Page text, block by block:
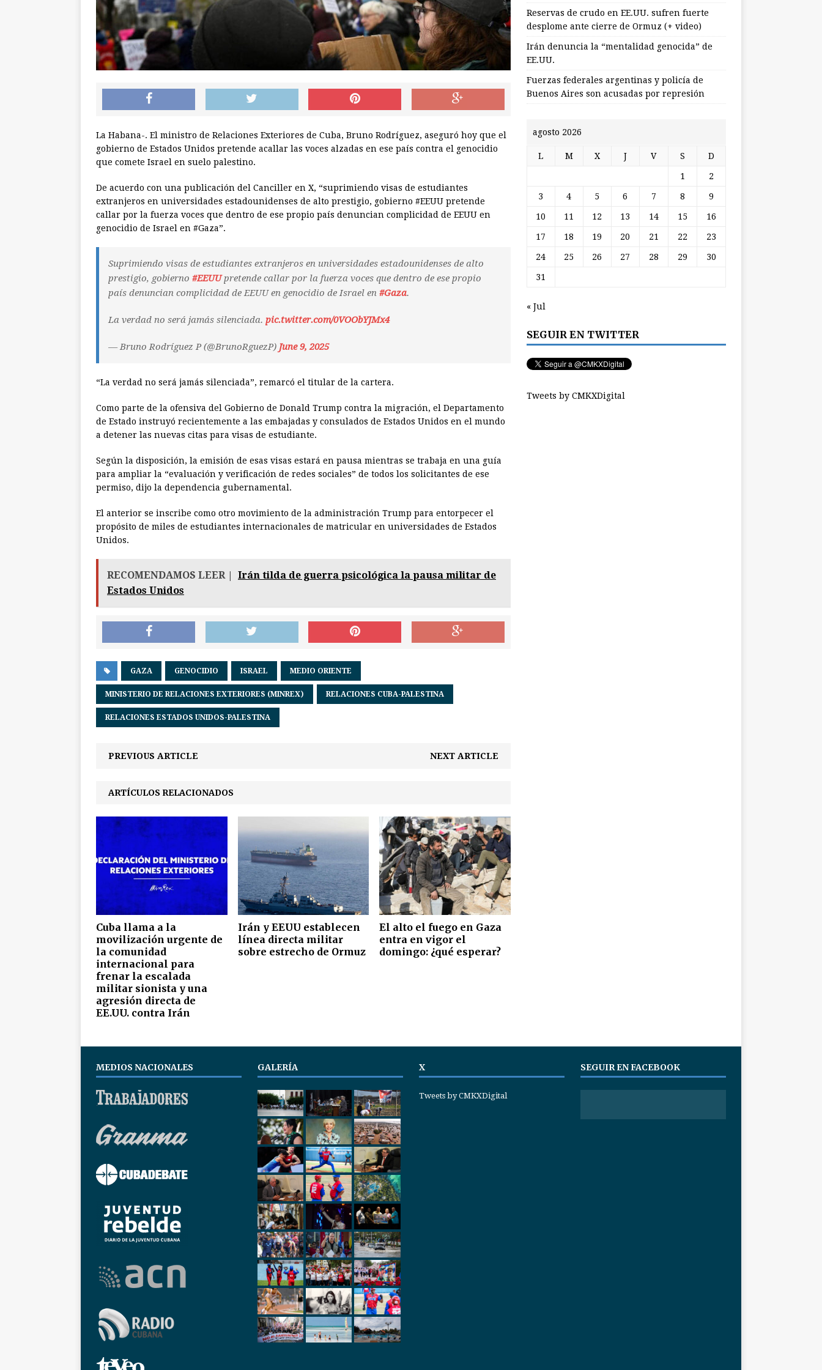
La Habana-. El ministro de Relaciones Exteriores de Cuba, Bruno Rodríguez, aseguró hoy que el
gobierno de Estados Unidos pretende acallar las voces alzadas en ese país contra el genocidio
que comete Israel en suelo palestino.
De acuerdo con una publicación del Canciller en X, “suprimiendo visas de estudiantes
extranjeros en universidades estadounidenses de alto prestigio, gobierno #EEUU pretende
callar por la fuerza voces que dentro de ese propio país denuncian complicidad de EEUU en
genocidio de Israel en #Gaza”.
Suprimiendo visas de estudiantes extranjeros en universidades estadounidenses de alto
prestigio, gobierno #EEUUpretende callar por la fuerza voces que dentro de ese propio
país denuncian complicidad de EEUU en genocidio de Israel en #Gaza.
La verdad no será jamás silenciada. pic.twitter.com/0VOObYJMx4
— Bruno Rodríguez P (@BrunoRguezP) June 9, 2025
“La verdad no será jamás silenciada”, remarcó el titular de la cartera.
Como parte de la ofensiva del Gobierno de Donald Trump contra la migración, el Departamento
de Estado instruyó recientemente a las embajadas y consulados de Estados Unidos en el mundo
a detener las nuevas citas para visas de estudiante.
Según la disposición, la emisión de esas visas estará en pausa mientras se trabaja en una guía
para ampliar la “evaluación y verificación de redes sociales” de todos los solicitantes de ese
permiso, dijo la dependencia gubernamental.
El anterior se inscribe como otro movimiento de la administración Trump para entorpecer el
propósito de miles de estudiantes internacionales de matricular en universidades de Estados
Unidos.
RECOMENDAMOS LEER |
Irán tilda de guerra psicológica la pausa militar de
Estados Unidos
GAZA GENOCIDIO ISRAEL MEDIO ORIENTE
MINISTERIO DE RELACIONES EXTERIORES (MINREX) RELACIONES CUBA-PALESTINA
RELACIONES ESTADOS UNIDOS-PALESTINA
PREVIOUS ARTICLE NEXT ARTICLE
ARTÍCULOS RELACIONADOS
Cuba llama a la
movilización urgente de
la comunidad
internacional para
frenar la escalada
militar sionista y una
agresión directa de
EE.UU. contra Irán
Irán y EEUU establecen
línea directa militar
sobre estrecho de Ormuz
El alto el fuego en Gaza
entra en vigor el
domingo: ¿qué esperar?
Reservas de crudo en EE.UU. sufren fuerte
desplome ante cierre de Ormuz (+ video)
Irán denuncia la “mentalidad genocida” de
EE.UU.
Fuerzas federales argentinas y policía de
Buenos Aires son acusadas por represión
agosto 2026
L M X J V S D
1 2
3 4 5 6 7 8 9
10 11 12 13 14 15 16
17 18 19 20 21 22 23
24 25 26 27 28 29 30
31
« Jul
SEGUIR EN TWITTER
Tweets by CMKXDigital
MEDIOS NACIONALES GALERÍA X
Tweets by CMKXDigital
SEGUIR EN FACEBOOK